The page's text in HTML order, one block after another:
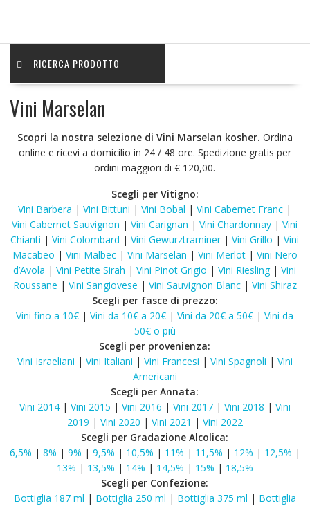
RICERCA PRODOTTO
Vini Marselan
Scopri la nostra selezione di Vini Marselan kosher. Ordina
online e ricevi a domicilio in 24 / 48 ore. Spedizione gratis per
ordini maggiori di € 120,00.
Scegli per Vitigno:
Vini Barbera |Vini Bittuni |Vini Bobal |Vini Cabernet Franc |
Vini Cabernet Sauvignon |Vini Carignan |Vini Chardonnay |Vini
Chianti |Vini Colombard |Vini Gewurztraminer |Vini Grillo |Vini
Macabeo | Vini Malbec | Vini Marselan | Vini Merlot | Vini Nero
d’Avola |Vini Petite Sirah |Vini Pinot Grigio |Vini Riesling |Vini
Roussane | Vini Sangiovese | Vini Sauvignon Blanc | Vini Shiraz
Scegli per fasce di prezzo:
Vini fino a 10€ |Vini da 10€ a 20€ |Vini da 20€ a 50€ |Vini da
50€ o più
Scegli per provenienza:
Vini Israeliani | Vini Italiani | Vini Francesi | Vini Spagnoli | Vini
Americani
Scegli per Annata:
Vini 2014| Vini 2015 | Vini 2016 | Vini 2017| Vini 2018 | Vini
2019 | Vini 2020 | Vini 2021 | Vini 2022
Scegli per Gradazione Alcolica:
6,5% | 8% | 9% | 9,5% | 10,5% | 11% | 11,5% | 12% | 12,5% |
13% | 13,5% | 14% | 14,5% | 15% | 18,5%
Scegli per Confezione:
Bottiglia 187 ml | Bottiglia 250 ml | Bottiglia 375 ml | Bottiglia